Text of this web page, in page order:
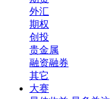
外汇
期权
创投
贵金属
融资融券
其它
大赛